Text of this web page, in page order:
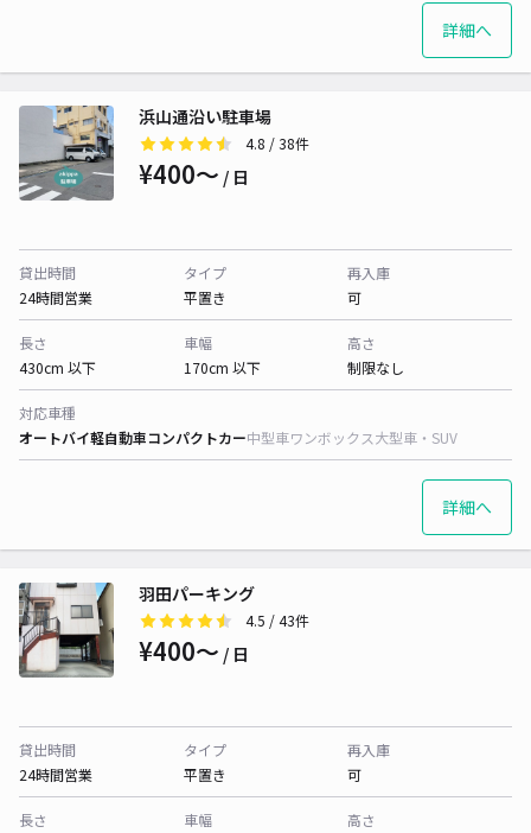
詳細へ
浜山通沿い駐車場
4.8 / 38件
¥400〜 / 日
貸出時間
24時間営業
タイプ
平置き
再入庫
可
長さ
430cm 以下
車幅
170cm 以下
高さ
制限なし
対応車種
オートバイ軽自動車コンパクトカー中型車ワンボックス大型車・SUV
詳細へ
羽田パーキング
4.5 / 43件
¥400〜 / 日
貸出時間
24時間営業
タイプ
平置き
再入庫
可
長さ
車幅
高さ